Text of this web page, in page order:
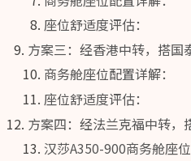
座位舒适度评估：
方案三：经香港中转，搭国
商务舱座位配置详解：
座位舒适度评估：
方案四：经法兰克福中转
汉莎A350-900商务舱座位